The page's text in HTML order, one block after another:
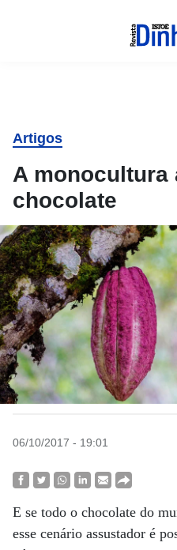
Artigos
A monocultura
chocolate
06/10/2017 - 19:01
E se todo o chocolate do
esse cenário assustador é